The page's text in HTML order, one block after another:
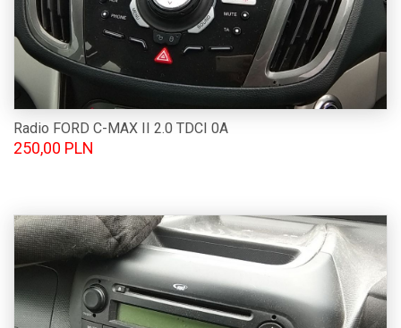
Radio FORD C-MAX II 2.0 TDCI 0A
250,00 PLN